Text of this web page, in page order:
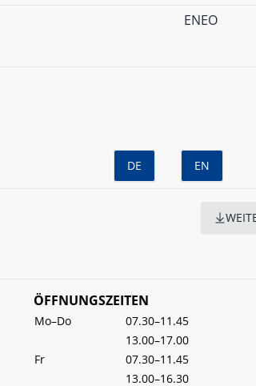
ENEO
DE EN
ÖFFNUNGSZEITEN
Mo–Do
07.30–11.45
13.00–17.00
Fr
07.30–11.45
13.00–16.30